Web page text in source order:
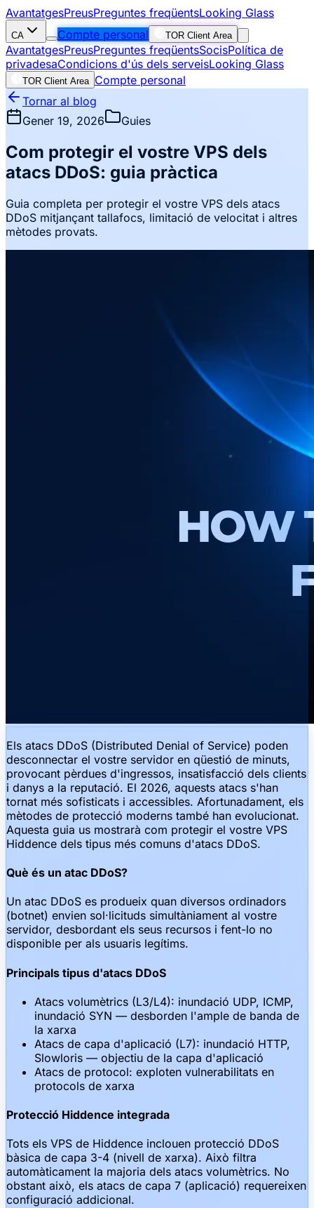
AvantatgesPreusPreguntes freqüentsLooking Glass
CA Compte personal TOR Client Area
AvantatgesPreusPreguntes freqüentsSocisPolítica de
privadesaCondicions d'ús dels serveisLooking Glass
TOR Client Area Compte personal
Tornar al blog
Gener 19, 2026
Guies
Com protegir el vostre VPS dels
atacs DDoS: guia pràctica
Guia completa per protegir el vostre VPS dels atacs
DDoS mitjançant tallafocs, limitació de velocitat i altres
mètodes provats.
Els atacs DDoS (Distributed Denial of Service) poden
desconnectar el vostre servidor en qüestió de minuts,
provocant pèrdues d'ingressos, insatisfacció dels clients
i danys a la reputació. El 2026, aquests atacs s'han
tornat més sofisticats i accessibles. Afortunadament, els
mètodes de protecció moderns també han evolucionat.
Aquesta guia us mostrarà com protegir el vostre VPS
Hiddence dels tipus més comuns d'atacs DDoS.
Què és un atac DDoS?
Un atac DDoS es produeix quan diversos ordinadors
(botnet) envien sol·licituds simultàniament al vostre
servidor, desbordant els seus recursos i fent-lo no
disponible per als usuaris legítims.
Principals tipus d'atacs DDoS
Atacs volumètrics (L3/L4): inundació UDP, ICMP,
inundació SYN — desborden l'ample de banda de
la xarxa
Atacs de capa d'aplicació (L7): inundació HTTP,
Slowloris — objectiu de la capa d'aplicació
Atacs de protocol: exploten vulnerabilitats en
protocols de xarxa
Protecció Hiddence integrada
Tots els VPS de Hiddence inclouen protecció DDoS
bàsica de capa 3-4 (nivell de xarxa). Això filtra
automàticament la majoria dels atacs volumètrics. No
obstant això, els atacs de capa 7 (aplicació) requereixen
configuració addicional.